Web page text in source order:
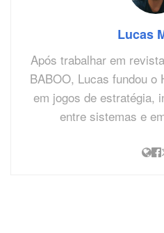
Lucas
Após trabalhar em
BABOO, Lucas fundou o
em jogos de estratégia,
entre sistemas e